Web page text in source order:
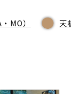
MO） 天